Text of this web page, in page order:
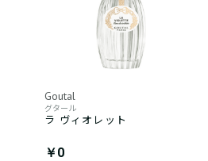
Goutal
グタール
ラ ヴィオレット
￥0